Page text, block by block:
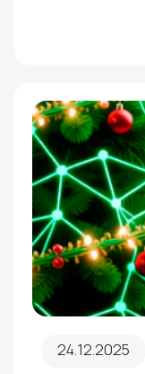
24.12.2025